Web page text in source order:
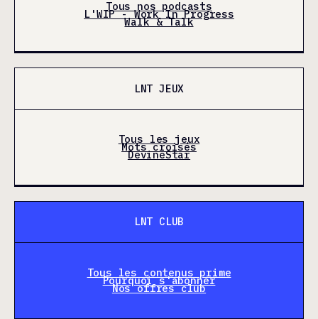
Tous nos podcasts
L'WIP - Work In Progress
Walk & Talk
LNT JEUX
Tous les jeux
Mots croisés
DevineStar
LNT CLUB
Tous les contenus prime
Pourquoi s'abonner
Nos offres club